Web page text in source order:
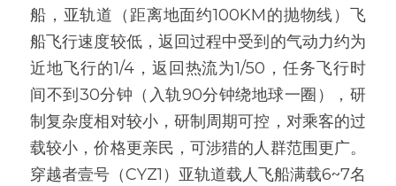
船，亚轨道（距离地面约100KM的抛物线）飞
船飞行速度较低，返回过程中受到的气动力约为
近地飞行的1/4，返回热流为1/50，任务飞行时
间不到30分钟（入轨90分钟绕地球一圈），研
制复杂度相对较小，研制周期可控，对乘客的过
载较小，价格更亲民，可涉猎的人群范围更广。
穿越者壹号（CYZ1）亚轨道载人飞船满载6~7名